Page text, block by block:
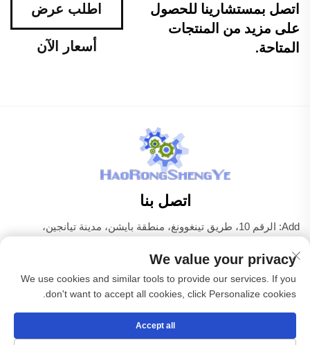
اتصل بمستشارينا للحصول
على مزيد من المنتجات
المتاحة.
اطلب عرض
أسعار الآن
اتصل بنا
Add: الرقم 10، طريق تينغوونغ، منطقة بايشن، مدينة تيانجين،
هاتف:+86-22 83703208
البريد الإلكتروني: [email protected]
حقوق الطبع والنشر © شركة تيانجين هاوروينغشينغيه لمعدات
We value your privacy
We use cookies and similar tools to provide our services. If you
don't want to accept all cookies, click Personalize cookies.
Accept all